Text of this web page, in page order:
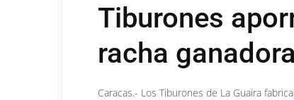
Tiburones
racha
Caracas.- Los Tiburones de La Guaira